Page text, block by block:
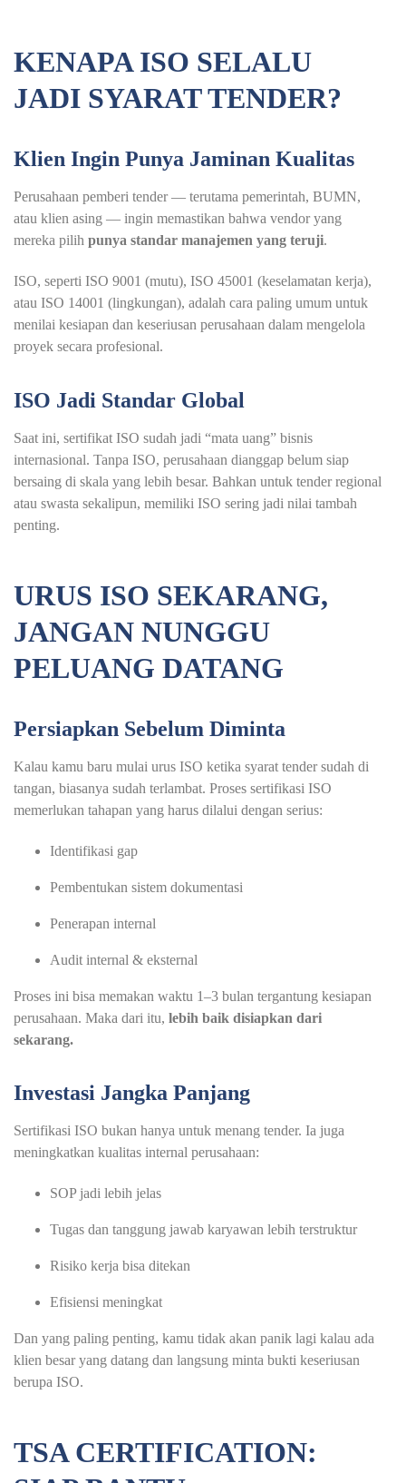
KENAPA ISO SELALU
JADI SYARAT TENDER?
Klien Ingin Punya Jaminan Kualitas
Perusahaan pemberi tender — terutama pemerintah, BUMN,
atau klien asing — ingin memastikan bahwa vendor yang
mereka pilih punya standar manajemen yang teruji.
ISO, seperti ISO 9001 (mutu), ISO 45001 (keselamatan kerja),
atau ISO 14001 (lingkungan), adalah cara paling umum untuk
menilai kesiapan dan keseriusan perusahaan dalam mengelola
proyek secara profesional.
ISO Jadi Standar Global
Saat ini, sertifikat ISO sudah jadi “mata uang” bisnis
internasional. Tanpa ISO, perusahaan dianggap belum siap
bersaing di skala yang lebih besar. Bahkan untuk tender regional
atau swasta sekalipun, memiliki ISO sering jadi nilai tambah
penting.
URUS ISO SEKARANG,
JANGAN NUNGGU
PELUANG DATANG
Persiapkan Sebelum Diminta
Kalau kamu baru mulai urus ISO ketika syarat tender sudah di
tangan, biasanya sudah terlambat. Proses sertifikasi ISO
memerlukan tahapan yang harus dilalui dengan serius:
Identifikasi gap
Pembentukan sistem dokumentasi
Penerapan internal
Audit internal & eksternal
Proses ini bisa memakan waktu 1–3 bulan tergantung kesiapan
perusahaan. Maka dari itu, lebih baik disiapkan dari
sekarang.
Investasi Jangka Panjang
Sertifikasi ISO bukan hanya untuk menang tender. Ia juga
meningkatkan kualitas internal perusahaan:
SOP jadi lebih jelas
Tugas dan tanggung jawab karyawan lebih terstruktur
Risiko kerja bisa ditekan
Efisiensi meningkat
Dan yang paling penting, kamu tidak akan panik lagi kalau ada
klien besar yang datang dan langsung minta bukti keseriusan
berupa ISO.
TSA CERTIFICATION: